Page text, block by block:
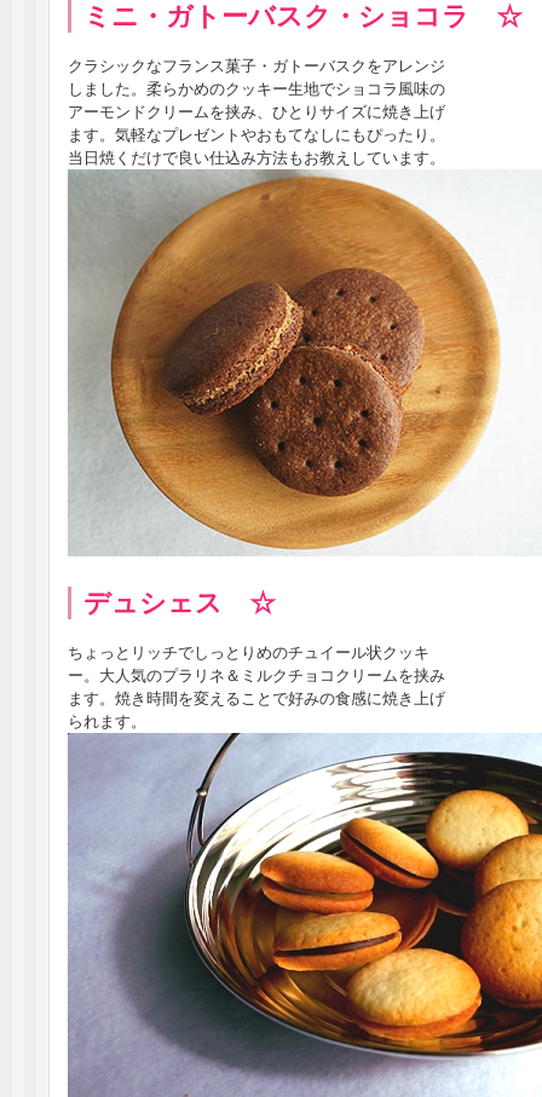
ミニ・ガトーバスク・ショコラ ☆
クラシックなフランス菓子・ガトーバスクをアレンジ
しました。柔らかめのクッキー生地でショコラ風味の
アーモンドクリームを挟み、ひとりサイズに焼き上げ
ます。気軽なプレゼントやおもてなしにもぴったり。
当日焼くだけで良い仕込み方法もお教えしています。
デュシェス ☆
ちょっとリッチでしっとりめのチュイール状クッキ
ー。大人気のプラリネ＆ミルクチョコクリームを挟み
ます。焼き時間を変えることで好みの食感に焼き上げ
られます。